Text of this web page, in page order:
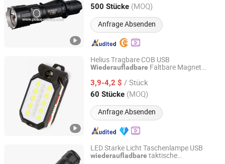
500 Stücke (MOQ)
Anfrage Absenden
Shanghai, China Seit 2008
Helius Tragbare COB USB
Wiederaufladbare Faltbare Magnet
3,9-4,2 $ / Stück
60 Stücke (MOQ)
Anfrage Absenden
Shenzhen Tuliang Technology Co., Ltd.
Guangdong, China Seit 2023
LED Starke Licht Taschenlampe USB
wiederaufladbare taktische
Jinjiang Baojia Supply Chain Management Co., Ltd.